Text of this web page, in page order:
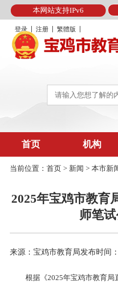
本网站支持IPv6
登录 注册 繁體版
首页 机构
当前位置： 首页 > 新闻 > 本市新
2025年宝鸡市教育
师笔
来源：宝鸡市教育局发布时间
根据《2025年宝鸡市教育局